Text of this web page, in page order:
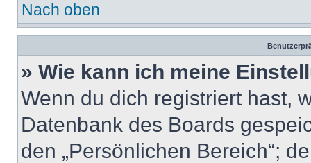
Nach oben
» Wie kann ich meine
Wenn du dich registriert hast,
Datenbank des Boards
den „Persönlichen Bereich“;